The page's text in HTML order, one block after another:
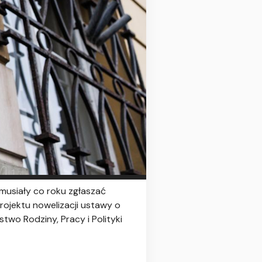
co roku zgłaszać
nowelizacji ustawy o
Rodziny, Pracy i Polityki